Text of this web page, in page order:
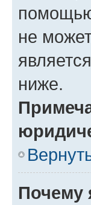
не
ниже.
Почему